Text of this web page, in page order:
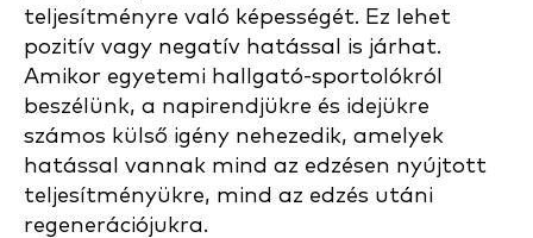
teljesítményre való képességét. Ez lehet
pozitív vagy negatív hatással is járhat.
Amikor egyetemi hallgató-sportolókról
beszélünk, a napirendjükre és idejükre
számos külső igény nehezedik, amelyek
hatással vannak mind az edzésen nyújtott
teljesítményükre, mind az edzés utáni
regenerációjukra.